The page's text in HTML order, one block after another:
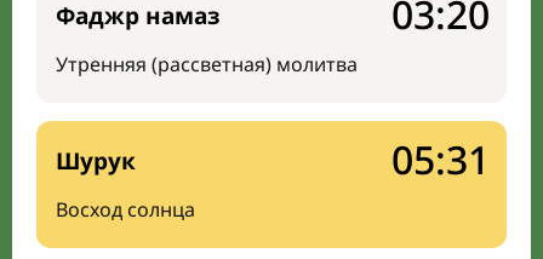
Фаджр намаз
Утренняя (рассветная) молитва
03:20
Шурук
Восход солнца
05:31